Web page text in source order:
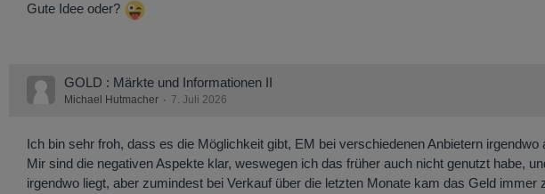
Gute Idee oder?
GOLD : Märkte und Informationen II
Michael Hutmacher 7. Juli 2026
Ich bin sehr froh, dass es die Möglichkeit gibt, EM bei verschiedenen Anbietern irgendwo
Mir sind die negativen Aspekte klar, weswegen ich das früher auch nicht genutzt habe,
irgendwo liegt, aber zumindest bei Verkauf über die letzten Monate kam das Geld immer